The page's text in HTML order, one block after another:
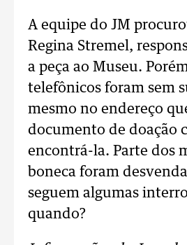
A equipe do JM
Regina Stremel,
a peça ao Museu.
telefônicos foram sem
mesmo no endereço
documento de doação
encontrá-la. Parte dos
boneca foram
seguem algumas
quando?